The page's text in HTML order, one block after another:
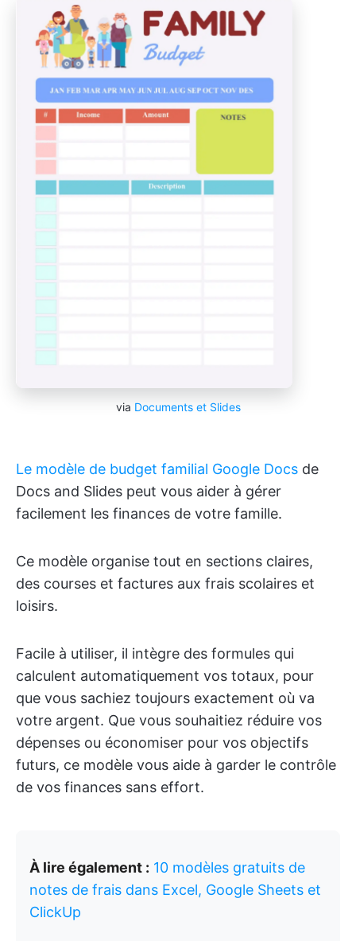
via Documents et Slides
Le modèle de budget familial Google Docs de
Docs and Slides peut vous aider à gérer
facilement les finances de votre famille.
Ce modèle organise tout en sections claires,
des courses et factures aux frais scolaires et
loisirs.
Facile à utiliser, il intègre des formules qui
calculent automatiquement vos totaux, pour
que vous sachiez toujours exactement où va
votre argent. Que vous souhaitiez réduire vos
dépenses ou économiser pour vos objectifs
futurs, ce modèle vous aide à garder le contrôle
de vos finances sans effort.
À lire également : 10 modèles gratuits de
notes de frais dans Excel, Google Sheets et
ClickUp